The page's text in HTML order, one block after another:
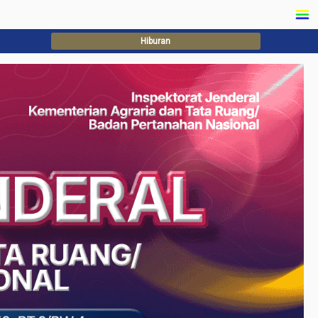
Hiburan